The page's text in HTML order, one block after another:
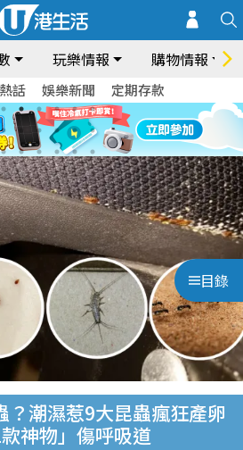
玩樂情報 購物情報
話 娛樂新聞 定期存款
目錄
？潮濕惹9大昆蟲瘋狂產卵
神物」傷呼吸道